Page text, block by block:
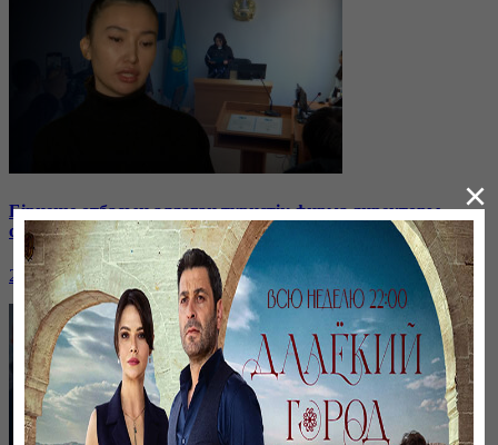
Бірнеше отбасын алдаған туристік фирма директоры
сотталып жатыр
26 января, 19:36
×